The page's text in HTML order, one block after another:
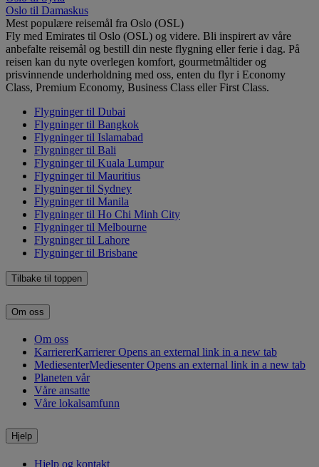
Oslo til Damaskus
Mest populære reisemål fra Oslo (OSL)
Fly med Emirates til Oslo (OSL) og videre. Bli inspirert av våre
anbefalte reisemål og bestill din neste flygning eller ferie i dag. På
reisen kan du nyte overlegen komfort, gourmetmåltider og
prisvinnende underholdning med oss, enten du flyr i Economy
Class, Premium Economy, Business Class eller First Class.
Flygninger til Dubai
Flygninger til Bangkok
Flygninger til Islamabad
Flygninger til Bali
Flygninger til Kuala Lumpur
Flygninger til Mauritius
Flygninger til Sydney
Flygninger til Manila
Flygninger til Ho Chi Minh City
Flygninger til Melbourne
Flygninger til Lahore
Flygninger til Brisbane
Tilbake til toppen
Om oss
Om oss
KarriererKarrierer Opens an external link in a new tab
MediesenterMediesenter Opens an external link in a new tab
Planeten vår
Våre ansatte
Våre lokalsamfunn
Hjelp
Hjelp og kontakt